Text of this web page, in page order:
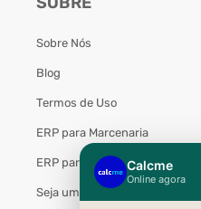
Sobre Nós
Blog
Termos de Uso
ERP para Marcenaria
ERP para Móveis Planejados
Seja um Parceiro Calcme